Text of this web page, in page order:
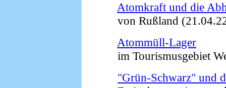
Atomkraft und die
von Rußland
Atommüll-Lager
im Tourismusgebiet
"Grün-Schwarz" und